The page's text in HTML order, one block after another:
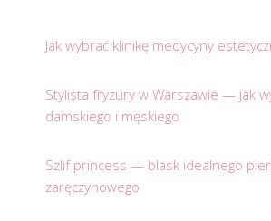
Jak wybrać klinikę medycyny
Stylista fryzury w Warszawie — jak
damskiego i męskiego
Szlif princess — blask idealnego
zaręczynowego